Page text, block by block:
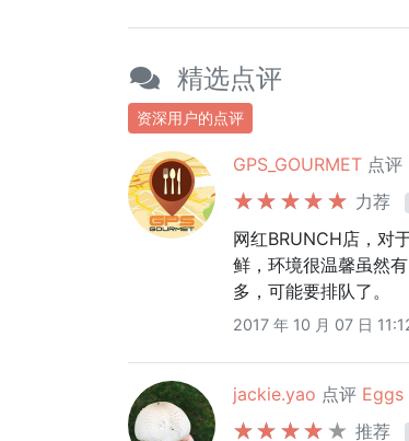
精选点评
资深用户的点评
GPS_GOURMET 点评
力荐
网红BRUNCH店，对
鲜，环境很温馨虽然
多，可能要排队了。
2017 年 10 月 07 日
jackie.yao 点评 Eggs
推荐